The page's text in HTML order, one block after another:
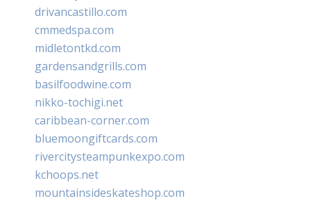
drivancastillo.com
cmmedspa.com
midletontkd.com
gardensandgrills.com
basilfoodwine.com
nikko-tochigi.net
caribbean-corner.com
bluemoongiftcards.com
rivercitysteampunkexpo.com
kchoops.net
mountainsideskateshop.com